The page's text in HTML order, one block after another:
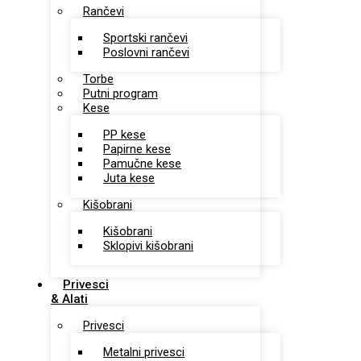
Rančevi
Sportski rančevi
Poslovni rančevi
Torbe
Putni program
Kese
PP kese
Papirne kese
Pamučne kese
Juta kese
Kišobrani
Kišobrani
Sklopivi kišobrani
Privesci
& Alati
Privesci
Metalni privesci